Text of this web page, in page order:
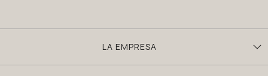
LA EMPRESA